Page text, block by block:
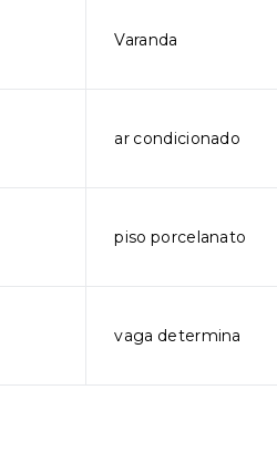
Varanda
ar condicionado
piso porcelanato
vaga determina